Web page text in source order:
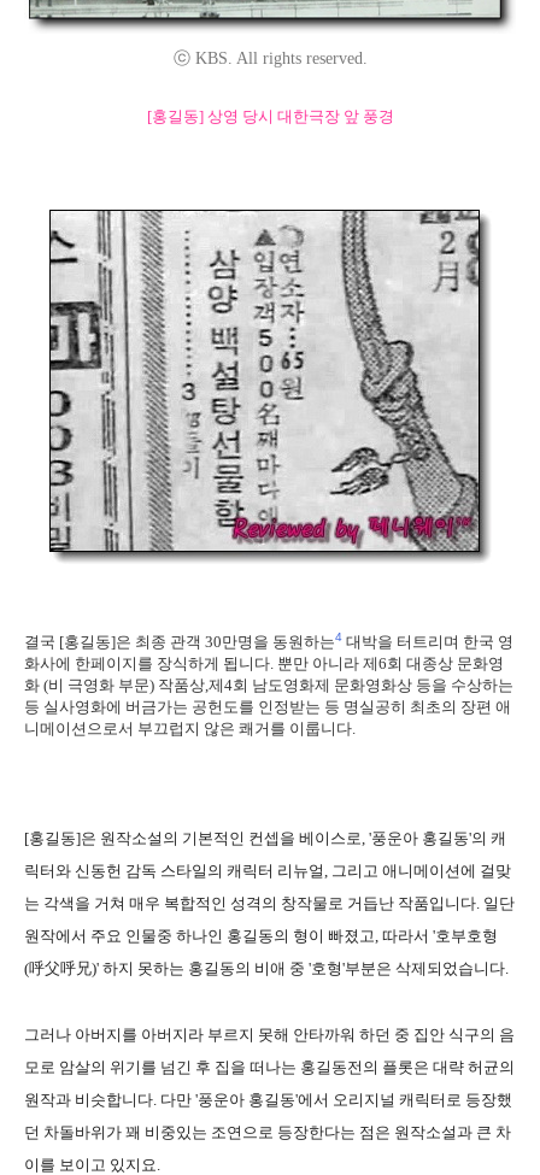
ⓒ KBS. All rights reserved.
[홍길동] 상영 당시 대한극장 앞 풍경
결국 [홍길동]은 최종 관객 30만명을 동원하는4 대박을 터트리며 한국 영
화사에 한페이지를 장식하게 됩니다. 뿐만 아니라 제6회 대종상 문화영
화 (비 극영화 부문) 작품상,제4회 남도영화제 문화영화상 등을 수상하는
등 실사영화에 버금가는 공헌도를 인정받는 등 명실공히 최초의 장편 애
니메이션으로서 부끄럽지 않은 쾌거를 이룹니다.
[홍길동]은 원작소설의 기본적인 컨셉을 베이스로, '풍운아 홍길동'의 캐
릭터와 신동헌 감독 스타일의 캐릭터 리뉴얼, 그리고 애니메이션에 걸맞
는 각색을 거쳐 매우 복합적인 성격의 창작물로 거듭난 작품입니다. 일단
원작에서 주요 인물중 하나인 홍길동의 형이 빠졌고, 따라서 '호부호형
(呼父呼兄)' 하지 못하는 홍길동의 비애 중 '호형'부분은 삭제되었습니다.
그러나 아버지를 아버지라 부르지 못해 안타까워 하던 중 집안 식구의 음
모로 암살의 위기를 넘긴 후 집을 떠나는 홍길동전의 플롯은 대략 허균의
원작과 비슷합니다. 다만 '풍운아 홍길동'에서 오리지널 캐릭터로 등장했
던 차돌바위가 꽤 비중있는 조연으로 등장한다는 점은 원작소설과 큰 차
이를 보이고 있지요.